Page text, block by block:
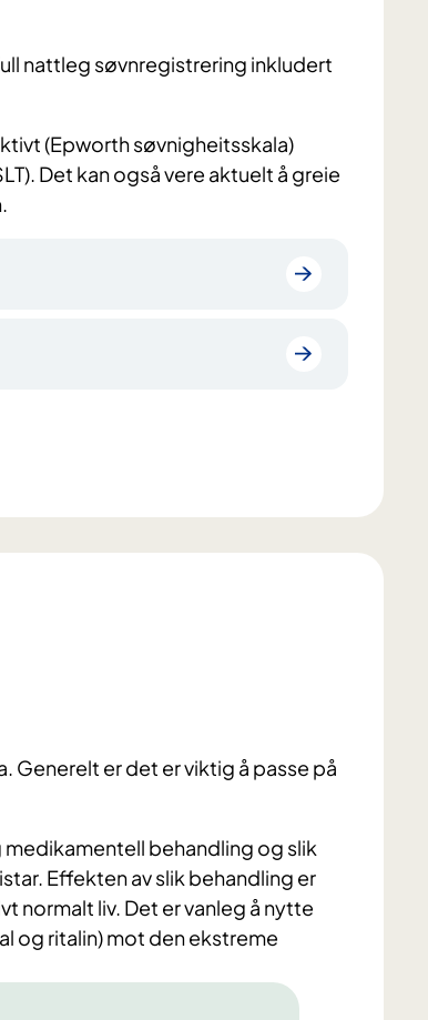
nattleg søvnregistrering inkludert
(Epworth søvnigheitsskala)
Det kan også vere aktuelt å greie
Generelt er det er viktig å passe på
behandling og slik
Effekten av slik behandling er
normalt liv. Det er vanleg å nytte
og ritalin) mot den ekstreme